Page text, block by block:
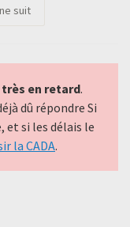
suit
très en retard.
dû répondre Si
et si les délais le
la CADA.